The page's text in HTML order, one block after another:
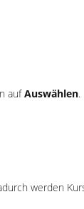
aufAuswählen.
werden